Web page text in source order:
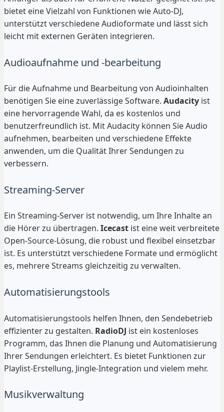
bietet eine Vielzahl von Funktionen wie Auto-DJ,
unterstützt verschiedene Audioformate und lässt sich
leicht mit externen Geräten integrieren.
Audioaufnahme und -bearbeitung
Für die Aufnahme und Bearbeitung von Audioinhalten
benötigen Sie eine zuverlässige Software. Audacity ist
eine hervorragende Wahl, da es kostenlos und
benutzerfreundlich ist. Mit Audacity können Sie Audio
aufnehmen, bearbeiten und verschiedene Effekte
anwenden, um die Qualität Ihrer Sendungen zu
verbessern.
Streaming-Server
Ein Streaming-Server ist notwendig, um Ihre Inhalte an
die Hörer zu übertragen. Icecast ist eine weit verbreitete
Open-Source-Lösung, die robust und flexibel einsetzbar
ist. Es unterstützt verschiedene Formate und ermöglicht
es, mehrere Streams gleichzeitig zu verwalten.
Automatisierungstools
Automatisierungstools helfen Ihnen, den Sendebetrieb
effizienter zu gestalten. RadioDJ ist ein kostenloses
Programm, das Ihnen die Planung und Automatisierung
Ihrer Sendungen erleichtert. Es bietet Funktionen zur
Playlist-Erstellung, Jingle-Integration und vielem mehr.
Musikverwaltung